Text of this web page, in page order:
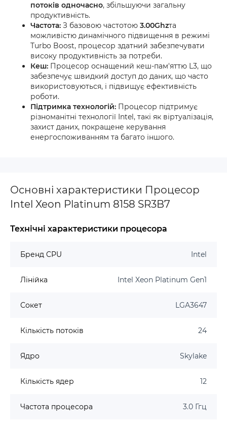
потоків одночасно, збільшуючи загальну
продуктивність.
Частота: З базовою частотою 3.00Ghzта
можливістю динамічного підвищення в режимі
Turbo Boost, процесор здатний забезпечувати
високу продуктивність за потреби.
Кеш: Процесор оснащений кеш-пам'яттю L3, що
забезпечує швидкий доступ до даних, що часто
використовуються, і підвищує ефективність
роботи.
Підтримка технологій: Процесор підтримує
різноманітні технології Intel, такі як віртуалізація,
захист даних, покращене керування
енергоспоживанням та багато іншого.
Основні характеристики Процесор
Intel Xeon Platinum 8158 SR3B7
Технічні характеристики процесора
Бренд CPU Intel
Лінійка Intel Xeon Platinum Gen1
Сокет LGA3647
Кількість потоків 24
Ядро Skylake
Кількість ядер 12
Частота процесора 3.0 Ггц